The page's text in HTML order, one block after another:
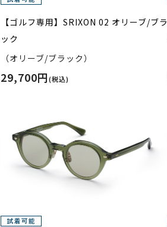
【ゴルフ専用】SRIXON 02 オリーブ/ブラ
ック
（オリーブ/ブラック）
29,700円(税込)